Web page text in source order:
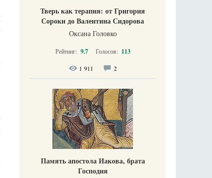
Тверь как терапия: от Григория
Сороки до Валентина Сидорова
Оксана Головко
Рейтинг: 9.7 Голосов: 113
1 911 2
Память апостола Иакова, брата
Господня